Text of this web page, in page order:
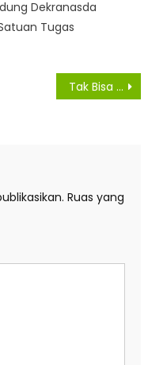
Dekranasda
Tugas
Tak Bisa Tunjukan Bukti Kepemilikan Tanah, Ratusan Masyarakat LSM ORMAS Geruduk PT. SBN
Ruas yang